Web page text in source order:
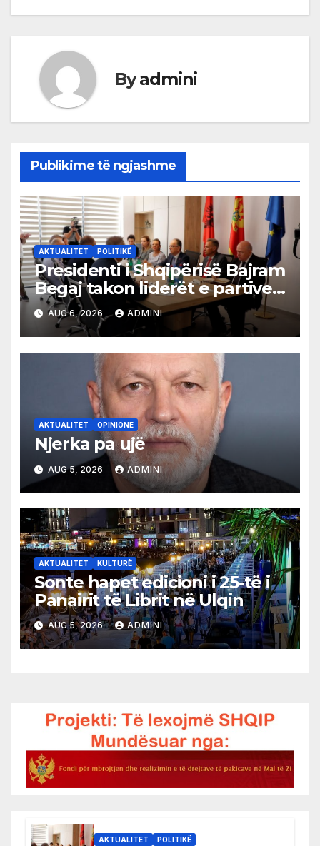
Byadmini
Publikime të ngjashme
AKTUALITET POLITIKË
Presidenti i Shqipërisë Bajram
Begaj takon liderët e partive
shqiptare në Ulqin
AUG 6, 2026 ADMINI
AKTUALITET OPINIONE
Njerka pa ujë
AUG 5, 2026 ADMINI
AKTUALITET KULTURË
Sonte hapet edicioni i 25-të i
Panairit të Librit në Ulqin
AUG 5, 2026 ADMINI
AKTUALITET POLITIKË